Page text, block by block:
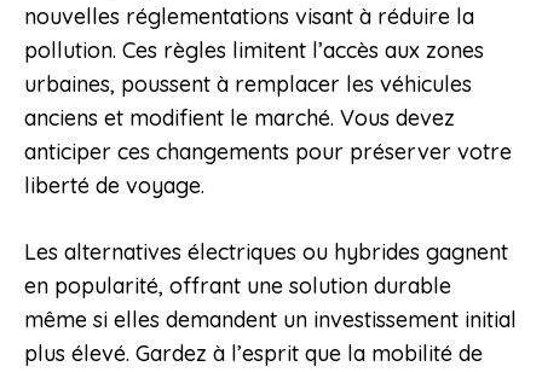
nouvelles réglementations visant à réduire la
pollution. Ces règles limitent l’accès aux zones
urbaines, poussent à remplacer les véhicules
anciens et modifient le marché. Vous devez
anticiper ces changements pour préserver votre
liberté de voyage.
Les alternatives électriques ou hybrides gagnent
en popularité, offrant une solution durable
même si elles demandent un investissement initial
plus élevé. Gardez à l’esprit que la mobilité de